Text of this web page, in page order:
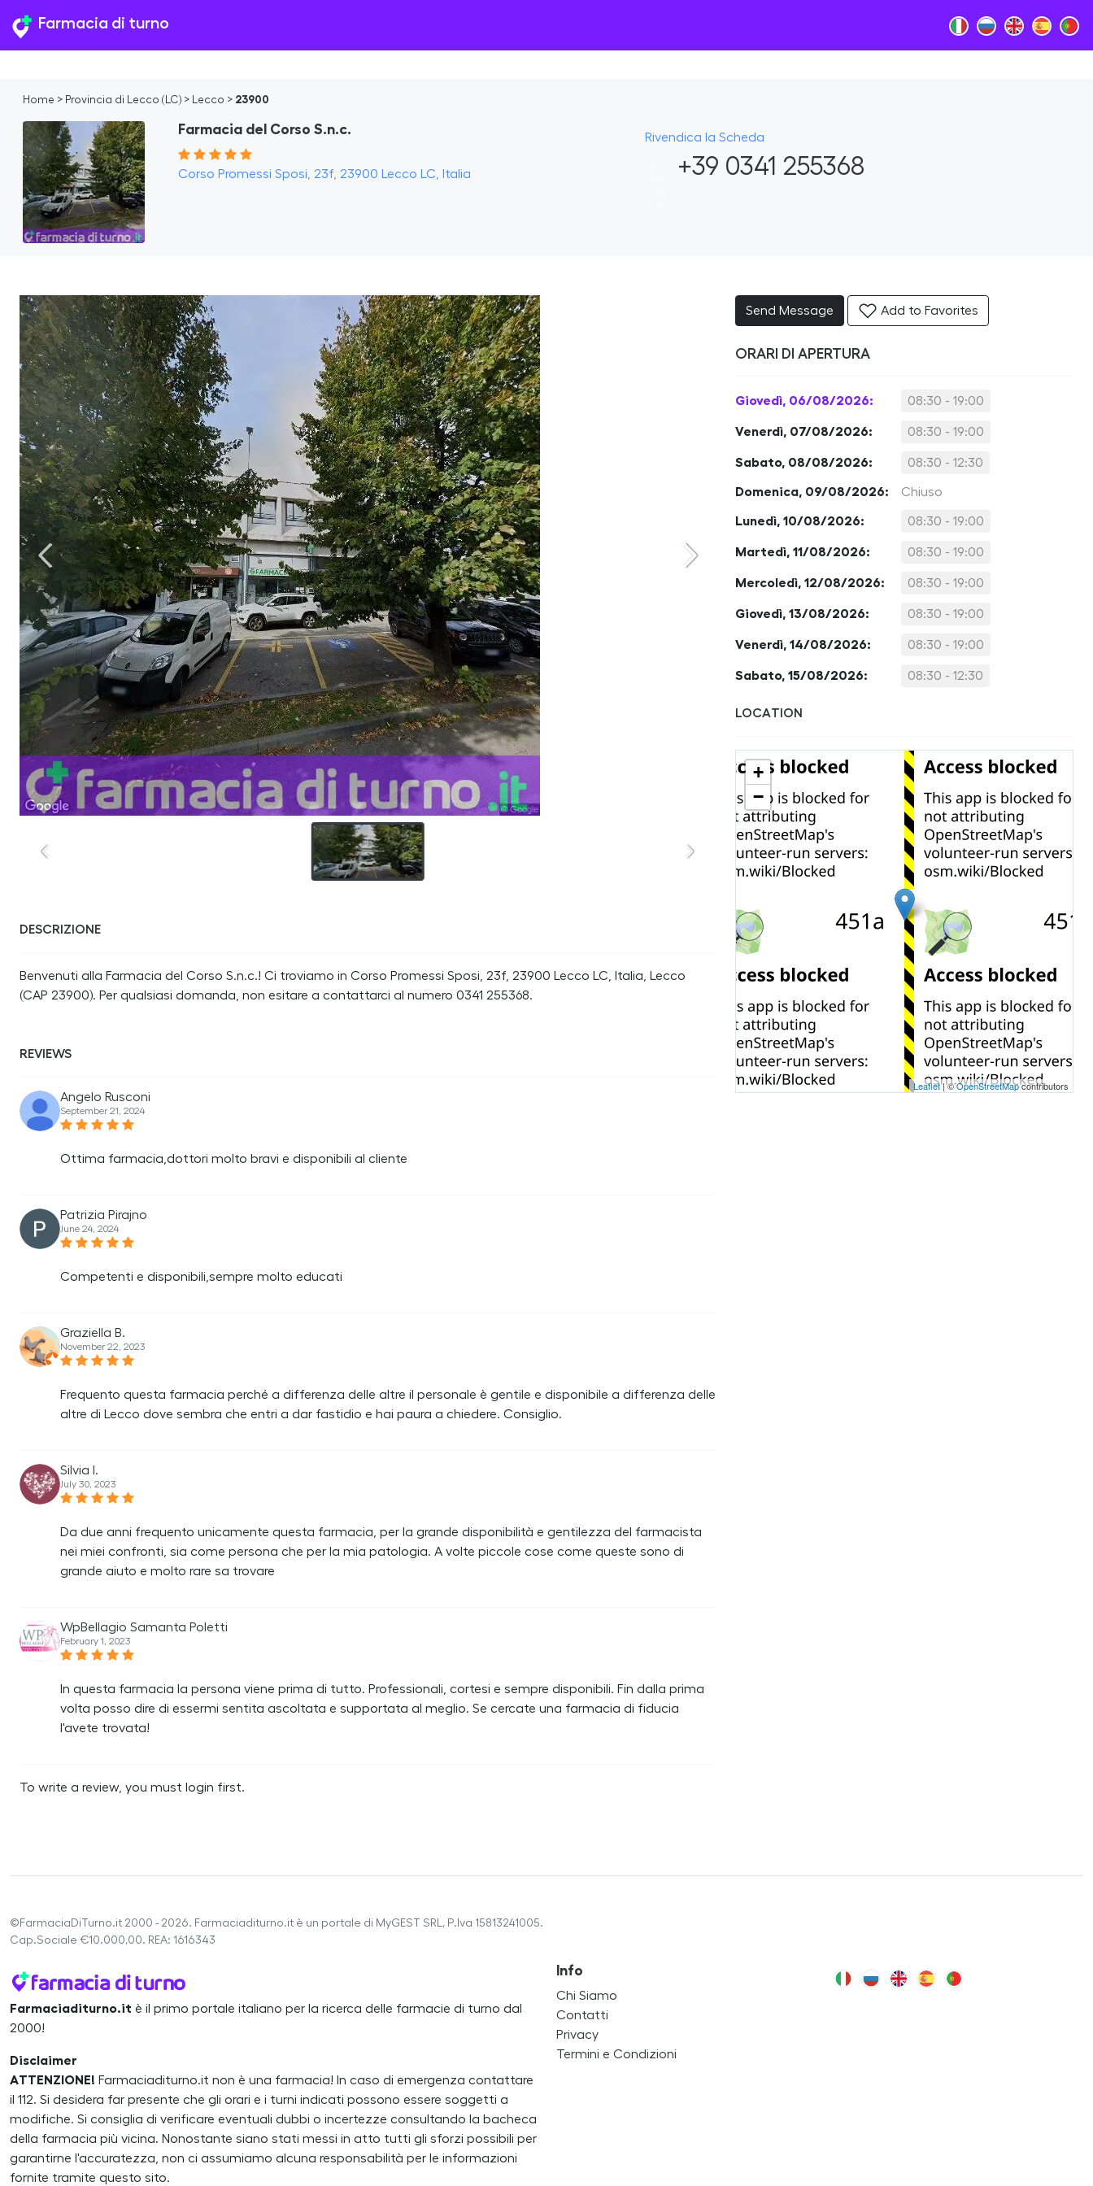
Farmacia di turno
Home > Provincia di Lecco (LC) > Lecco > 23900
Farmacia del Corso S.n.c.
Corso Promessi Sposi, 23f, 23900 Lecco LC, Italia
Rivendica la Scheda
+39 0341 255368
DESCRIZIONE
Benvenuti alla Farmacia del Corso S.n.c.! Ci troviamo in Corso Promessi Sposi, 23f, 23900 Lecco LC, Italia, Lecco
(CAP 23900). Per qualsiasi domanda, non esitare a contattarci al numero 0341 255368.
REVIEWS
Angelo Rusconi
September 21, 2024
Ottima farmacia,dottori molto bravi e disponibili al cliente
Patrizia Pirajno
June 24, 2024
Competenti e disponibili,sempre molto educati
Graziella B.
November 22, 2023
Frequento questa farmacia perché a differenza delle altre il personale è gentile e disponibile a differenza delle
altre di Lecco dove sembra che entri a dar fastidio e hai paura a chiedere. Consiglio.
Silvia I.
July 30, 2023
Da due anni frequento unicamente questa farmacia, per la grande disponibilità e gentilezza del farmacista
nei miei confronti, sia come persona che per la mia patologia. A volte piccole cose come queste sono di
grande aiuto e molto rare sa trovare
WpBellagio Samanta Poletti
February 1, 2023
In questa farmacia la persona viene prima di tutto. Professionali, cortesi e sempre disponibili. Fin dalla prima
volta posso dire di essermi sentita ascoltata e supportata al meglio. Se cercate una farmacia di fiducia
l'avete trovata!
To write a review, you must login first.
Send Message Add to Favorites
ORARI DI APERTURA
Giovedì, 06/08/2026: 08:30 - 19:00
Venerdì, 07/08/2026: 08:30 - 19:00
Sabato, 08/08/2026: 08:30 - 12:30
Domenica, 09/08/2026: Chiuso
Lunedì, 10/08/2026: 08:30 - 19:00
Martedì, 11/08/2026: 08:30 - 19:00
Mercoledì, 12/08/2026: 08:30 - 19:00
Giovedì, 13/08/2026: 08:30 - 19:00
Venerdì, 14/08/2026: 08:30 - 19:00
Sabato, 15/08/2026: 08:30 - 12:30
LOCATION
+
−
Leaflet| ©OpenStreetMapcontributors
©FarmaciaDiTurno.it 2000 - 2026. Farmaciaditurno.it è un portale di MyGEST SRL, P.Iva 15813241005.
Cap.Sociale €10.000,00. REA: 1616343
Farmaciaditurno.it è il primo portale italiano per la ricerca delle farmacie di turno dal
2000!
Disclaimer
ATTENZIONE! Farmaciaditurno.it non è una farmacia! In caso di emergenza contattare
il 112. Si desidera far presente che gli orari e i turni indicati possono essere soggetti a
modifiche. Si consiglia di verificare eventuali dubbi o incertezze consultando la bacheca
della farmacia più vicina. Nonostante siano stati messi in atto tutti gli sforzi possibili per
garantirne l'accuratezza, non ci assumiamo alcuna responsabilità per le informazioni
fornite tramite questo sito.
Info
Chi Siamo
Contatti
Privacy
Termini e Condizioni